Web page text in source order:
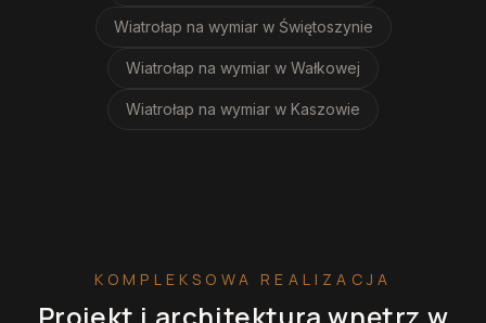
Wiatrołap na wymiar w Świętoszynie
Wiatrołap na wymiar w Wałkowej
Wiatrołap na wymiar w Kaszowie
KOMPLEKSOWA REALIZACJA
Projekt i architektura wnętrz w